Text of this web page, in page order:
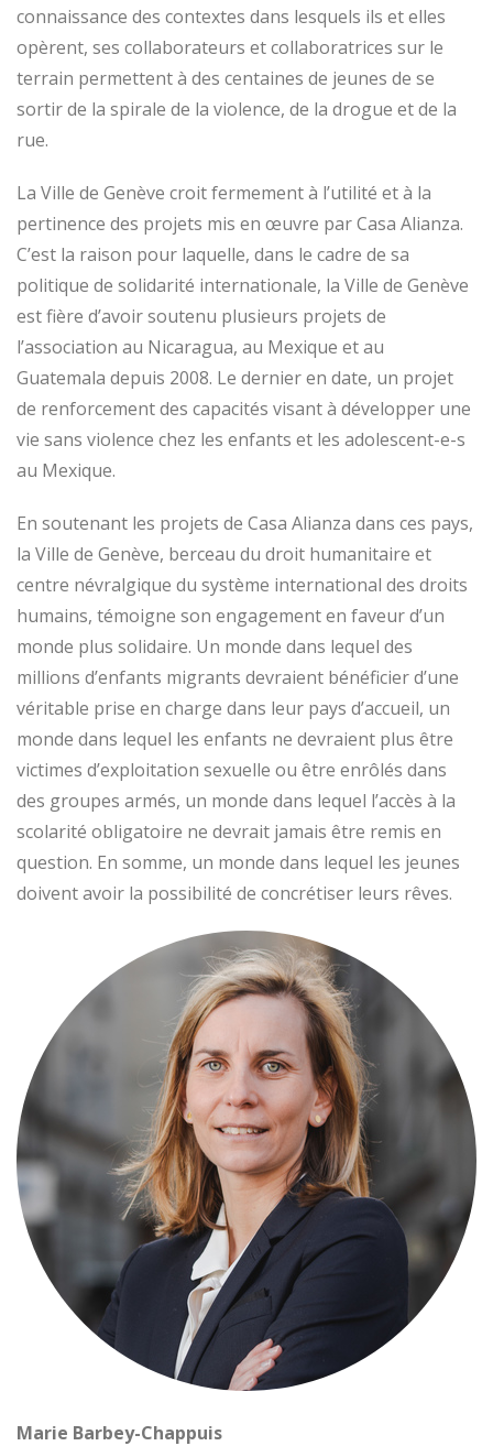
connaissance des contextes dans lesquels ils et elles
opèrent, ses collaborateurs et collaboratrices sur le
terrain permettent à des centaines de jeunes de se
sortir de la spirale de la violence, de la drogue et de la
rue.
La Ville de Genève croit fermement à l’utilité et à la
pertinence des projets mis en œuvre par Casa Alianza.
C’est la raison pour laquelle, dans le cadre de sa
politique de solidarité internationale, la Ville de Genève
est fière d’avoir soutenu plusieurs projets de
l’association au Nicaragua, au Mexique et au
Guatemala depuis 2008. Le dernier en date, un projet
de renforcement des capacités visant à développer une
vie sans violence chez les enfants et les adolescent-e-s
au Mexique.
En soutenant les projets de Casa Alianza dans ces pays,
la Ville de Genève, berceau du droit humanitaire et
centre névralgique du système international des droits
humains, témoigne son engagement en faveur d’un
monde plus solidaire. Un monde dans lequel des
millions d’enfants migrants devraient bénéficier d’une
véritable prise en charge dans leur pays d’accueil, un
monde dans lequel les enfants ne devraient plus être
victimes d’exploitation sexuelle ou être enrôlés dans
des groupes armés, un monde dans lequel l’accès à la
scolarité obligatoire ne devrait jamais être remis en
question. En somme, un monde dans lequel les jeunes
doivent avoir la possibilité de concrétiser leurs rêves.
Marie Barbey-Chappuis